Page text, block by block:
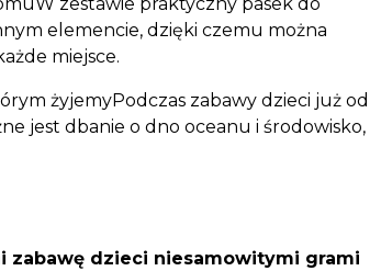
zestawie praktyczny pasek do
elemencie, dzięki czemu można
miejsce.
żyjemyPodczas zabawy dzieci już od
jest dbanie o dno oceanu i środowisko,
zabawę dzieci niesamowitymi grami